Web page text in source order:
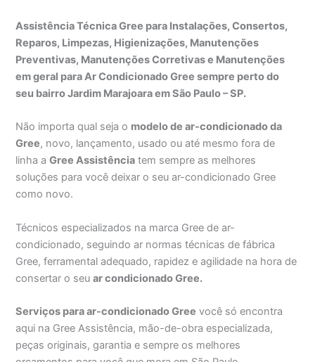
Assistência Técnica Gree para Instalações, Consertos,
Reparos, Limpezas, Higienizações, Manutenções
Preventivas, Manutenções Corretivas e Manutenções
em geral para Ar Condicionado Gree sempre perto do
seu bairro Jardim Marajoara em São Paulo – SP.
Não importa qual seja o modelo de ar-condicionado da
Gree, novo, lançamento, usado ou até mesmo fora de
linha aGree Assistência tem sempre as melhores
soluções para você deixar o seu ar-condicionado Gree
como novo.
Técnicos especializados na marca Gree de ar-
condicionado, seguindo ar normas técnicas de fábrica
Gree, ferramental adequado, rapidez e agilidade na hora de
consertar o seuar condicionado Gree.
Serviços para ar-condicionado Gree você só encontra
aqui na Gree Assistência, mão-de-obra especializada,
peças originais, garantia e sempre os melhores